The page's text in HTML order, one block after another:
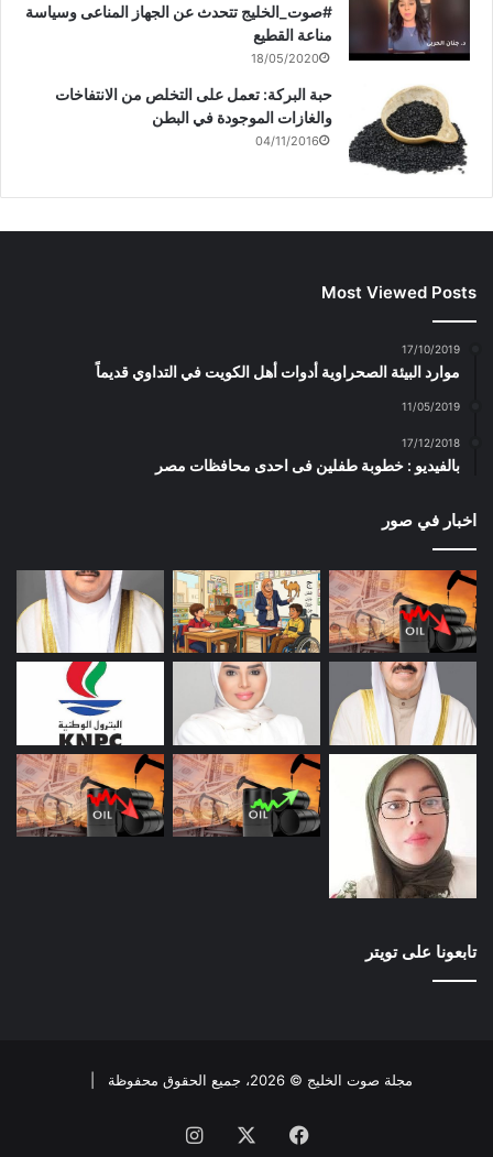
#صوت_الخليج تتحدث عن الجهاز المناعى وسياسة
مناعة القطيع
18/05/2020
حبة البركة: تعمل على التخلص من الانتفاخات
والغازات الموجودة في البطن
04/11/2016
Most Viewed Posts
17/10/2019
موارد البيئة الصحراوية أدوات أهل الكويت في التداوي قديماً
11/05/2019
17/12/2018
بالفيديو : خطوبة طفلين فى احدى محافظات مصر
اخبار في صور
تابعونا على تويتر
مجلة صوت الخليج © 2026، جميع الحقوق محفوظة |
فيسبوك انستقرام